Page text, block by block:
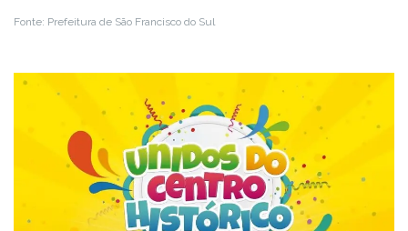
Fonte: Prefeitura de São Francisco do Sul